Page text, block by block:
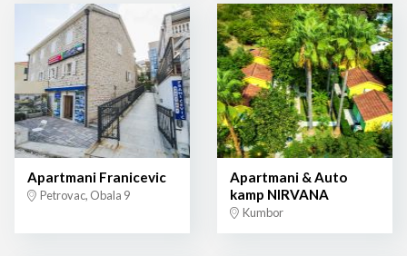
Apartmani Franicevic
Petrovac, Obala 9
Apartmani & Auto
kamp NIRVANA
Kumbor